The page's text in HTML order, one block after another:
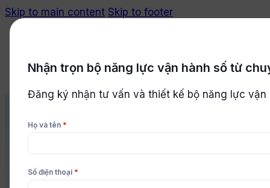
Skip to main content Skip to footer
Bắt đầu miễn phí
Nhận trọn bộ năng lực vận hành số từ
Đăng ký nhận tư vấn và thiết kế bộ năng lực vận
Họ và tên *
Số điện thoại *